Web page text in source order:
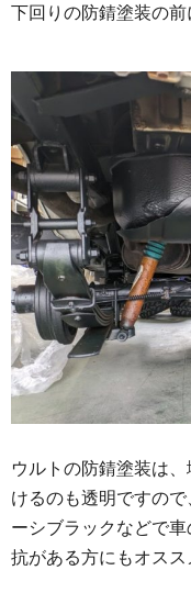
下回りの防錆塗装の前
ウルトの防錆塗装は
けるのも透明ですの
ーシブラックなどで
抗がある方にもオスス